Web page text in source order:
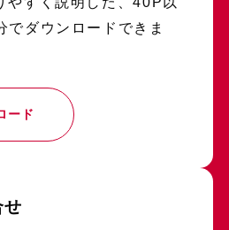
でダウンロードできま
ード